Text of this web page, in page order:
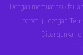
Dengan memuat naik fail
bersetuju dengan
Dibangunkan